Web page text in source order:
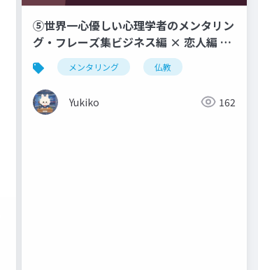
⑤世界一心優しい心理学者のメンタリン
グ・フレーズ集ビジネス編 × 恋人編 ×
浄土真宗のこころ _ Business ・
Romance ・ Words of Buddhist
Compassion
メンタリング 仏教
Yukiko 162